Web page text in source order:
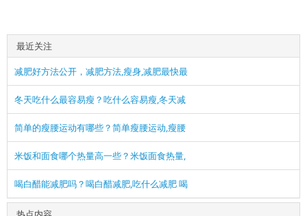
最近关注
减肥好方法公开，减肥方法,瘦身,减肥最快最
冬天吃什么最容易瘦？吃什么容易瘦,冬天减
简单的瘦腰运动有哪些？简单瘦腰运动,瘦腰
米饭和面食哪个热量高一些？米饭面食热量,
喝白醋能减肥吗？喝白醋减肥,吃什么减肥 喝